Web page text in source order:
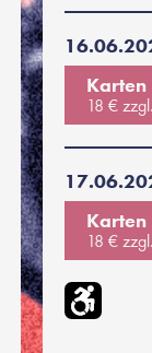
Karten
18 €
Karten
18 €